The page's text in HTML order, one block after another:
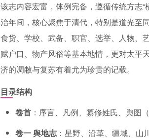
该志内容宏富，体例完备，遵循传统方志
治年间，核心聚焦于清代，特别是道光至
食货、学校、武备、职官、选举、人物、
赋户口、物产风俗等基本地情，更对太平
济的凋敝与复苏有着尤为珍贵的记载。
目录结构
卷首 ：序言、凡例、纂修姓氏、舆图
卷一 舆地志：星野、沿革、疆域、山